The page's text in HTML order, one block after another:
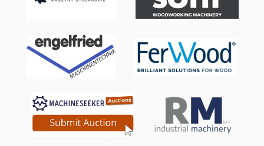
banda: 22 m/s, Cjdpfoffyc Nsx Ad Njrf diámetro del rodillo:
en el almacén de Seevetal, venta sujeta a disponibilidad.